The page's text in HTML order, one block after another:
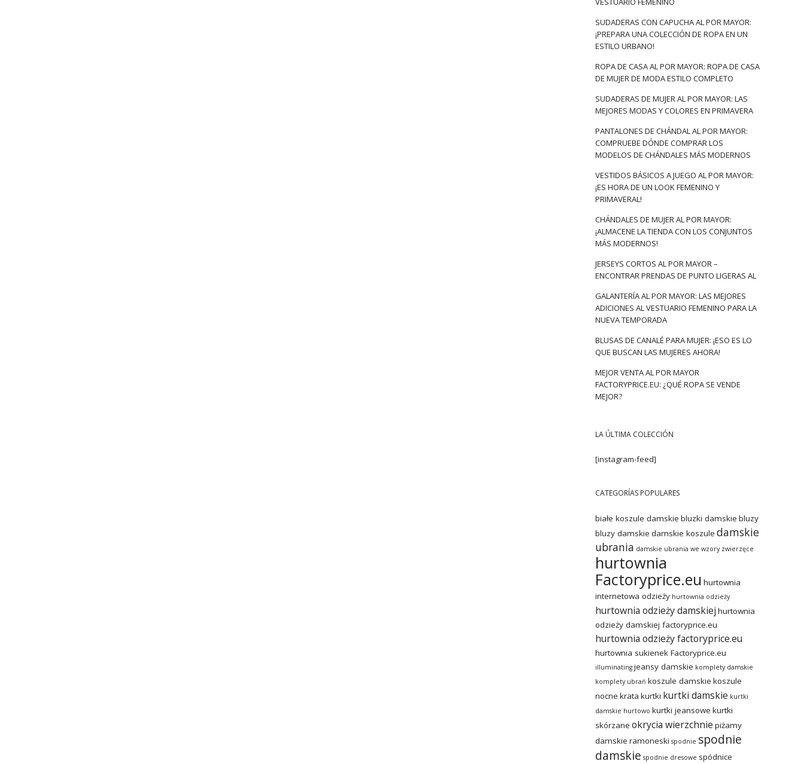
SUDADERAS CON CAPUCHA AL POR MAYOR:
¡PREPARA UNA COLECCIÓN DE ROPA EN UN
ESTILO URBANO!
ROPA DE CASA AL POR MAYOR: ROPA DE CASA
DE MUJER DE MODA ESTILO COMPLETO
SUDADERAS DE MUJER AL POR MAYOR: LAS
MEJORES MODAS Y COLORES EN PRIMAVERA
PANTALONES DE CHÁNDAL AL POR MAYOR:
COMPRUEBE DÓNDE COMPRAR LOS
MODELOS DE CHÁNDALES MÁS MODERNOS
VESTIDOS BÁSICOS A JUEGO AL POR MAYOR:
¡ES HORA DE UN LOOK FEMENINO Y
PRIMAVERAL!
CHÁNDALES DE MUJER AL POR MAYOR:
¡ALMACENE LA TIENDA CON LOS CONJUNTOS
MÁS MODERNOS!
JERSEYS CORTOS AL POR MAYOR –
ENCONTRAR PRENDAS DE PUNTO LIGERAS AL
GALANTERÍA AL POR MAYOR: LAS MEJORES
ADICIONES AL VESTUARIO FEMENINO PARA LA
NUEVA TEMPORADA
BLUSAS DE CANALÉ PARA MUJER: ¡ESO ES LO
QUE BUSCAN LAS MUJERES AHORA!
MEJOR VENTA AL POR MAYOR
FACTORYPRICE.EU: ¿QUÉ ROPA SE VENDE
MEJOR?
LA ÚLTIMA COLECCIÓN
[instagram-feed]
CATEGORÍAS POPULARES
białe koszule damskie bluzki damskie bluzy
bluzy damskie damskie koszule damskie
ubrania damskie ubrania we wzory zwierzęce
hurtownia
Factoryprice.eu hurtownia
internetowa odzieży hurtownia odzieży
hurtownia odzieży damskiej hurtownia
odzieży damskiej factoryprice.eu
hurtownia odzieży factoryprice.eu
hurtownia sukienek Factoryprice.eu
illuminating jeansy damskie komplety damskie
komplety ubrań koszule damskie koszule
nocne krata kurtki kurtki damskie kurtki
damskie hurtowo kurtki jeansowe kurtki
skórzane okrycia wierzchnie piżamy
damskie ramoneski spodnie spodnie
damskie spodnie dresowe spódnice